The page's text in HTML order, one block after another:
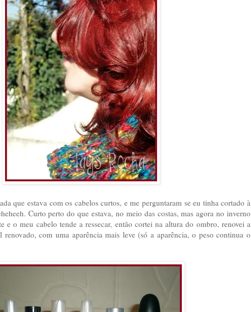
que estava com os cabelos curtos, e me perguntaram se eu tinha cortado à
Curto perto do que estava, no meio das costas, mas agora no inverno
e o meu cabelo tende a ressecar, então cortei na altura do ombro, renovei a
com uma aparência mais leve (só a aparência, o peso continua o